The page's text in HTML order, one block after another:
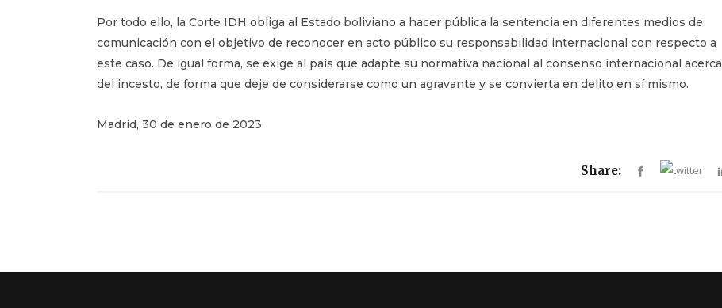
Por todo ello, la Corte IDH obliga al Estado boliviano a hacer pública la sentencia en diferentes medios de
comunicación con el objetivo de reconocer en acto público su responsabilidad internacional con respecto a
este caso. De igual forma, se exige al país que adapte su normativa nacional al consenso internacional acerca
del incesto, de forma que deje de considerarse como un agravante y se convierta en delito en sí mismo.
Madrid, 30 de enero de 2023.
Share: